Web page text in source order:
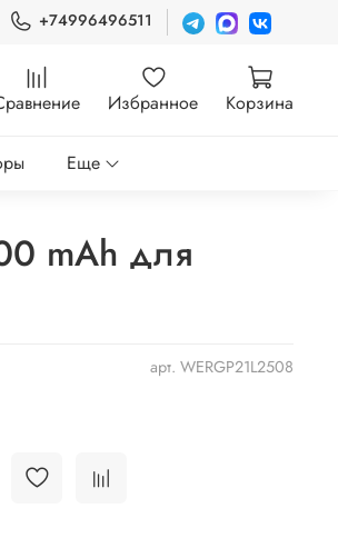
+74996496511
Избранное Корзина
Еще
арт. WERGP21L2508
mAh для